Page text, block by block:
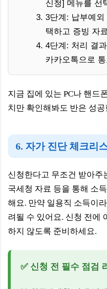
신청] 메뉴를 선
3단계: 납부예
택하고 증빙 자
4단계: 처리 결
카카오톡으로
지금 집에 있는 PC나 핸드
치만 확인해봐도 반은 성공
6. 자가 진단 체크리
신청한다고 무조건 받아주
국세청 자료 등을 통해 소
해요. 만약 일용직 소득이
려될 수 있어요. 신청 전에
하지 않도록 준비하세요.
✅ 신청 전 필수 점검